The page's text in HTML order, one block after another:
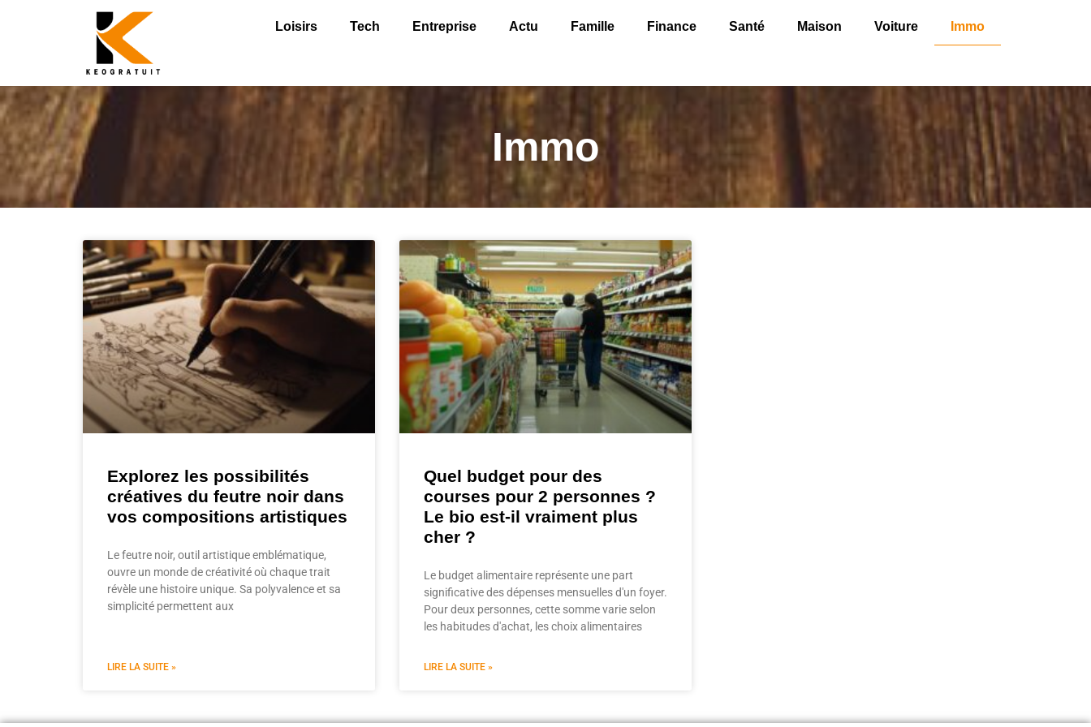
Loisirs Tech Entreprise Actu Famille Finance Santé Maison Voiture Immo
Immo
Explorez les possibilités
créatives du feutre noir dans
vos compositions artistiques
Le feutre noir, outil artistique emblématique,
ouvre un monde de créativité où chaque trait
révèle une histoire unique. Sa polyvalence et sa
simplicité permettent aux
LIRE LA SUITE »
Quel budget pour des
courses pour 2 personnes ?
Le bio est-il vraiment plus
cher ?
Le budget alimentaire représente une part
significative des dépenses mensuelles d'un foyer.
Pour deux personnes, cette somme varie selon
les habitudes d'achat, les choix alimentaires
LIRE LA SUITE »